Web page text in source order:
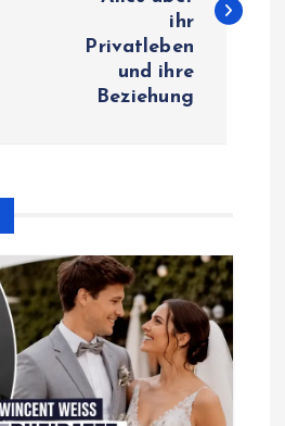
ihr
Privatleben
und ihre
Beziehung